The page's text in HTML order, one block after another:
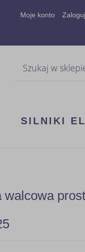
Moje konto
SILNIKI
walcowa